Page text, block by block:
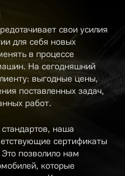
свои усилия
для себя новых
в процессе
На сегодняшний
выгодные цены,
поставленных задач,
работ.
наша
сертификаты
позволило нам
которые